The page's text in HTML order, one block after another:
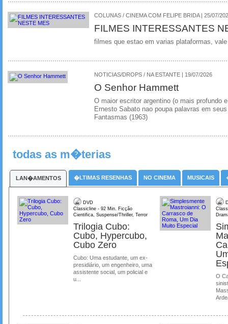
COLUNAS / CINEMA COM FELIPE BRIDA | 25/07/
FILMES INTERESSANTES
filmes que estao em varias plataformas,
NOTICIAS/DROPS / NA ESTANTE | 19/07/2026
O Senhor Hammett
O maior escritor argentino (o mais profundo
Ernesto Sabato nao poupa palavras em
Fantasmas (1963)
todas as m�terias
LAN�AMENTOS �LTIMAS RESENHAS NO CINEMA MUSICAIS
DVD
Classicline - 92 Min. Ficção
Cientifica, Suspense/Thriller, Terror
Trilogia Cubo:
Cubo, Hypercubo,
Cubo Zero
Cubo: Uma estudante, um ex-
presidiário, um engenheiro, uma
assistente social, um policial e
u...
O